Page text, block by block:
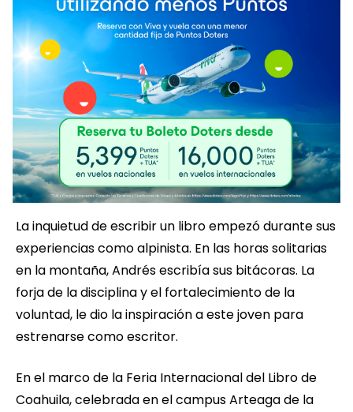
La inquietud de escribir un libro empezó durante sus
experiencias como alpinista. En las horas solitarias
en la montaña, Andrés escribía sus bitácoras. La
forja de la disciplina y el fortalecimiento de la
voluntad, le dio la inspiración a este joven para
estrenarse como escritor.
En el marco de la Feria Internacional del Libro de
Coahuila, celebrada en el campus Arteaga de la